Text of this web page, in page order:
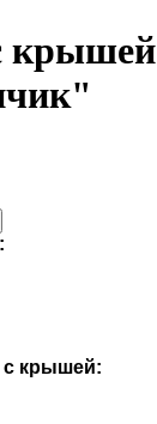
крышей
с крышей: